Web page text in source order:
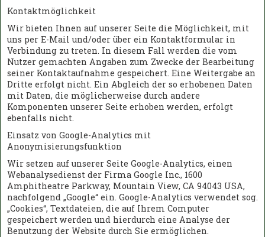
Kontaktmöglichkeit
Wir bieten Ihnen auf unserer Seite die Möglichkeit, mit
uns per E-Mail und/oder über ein Kontaktformular in
Verbindung zu treten. In diesem Fall werden die vom
Nutzer gemachten Angaben zum Zwecke der Bearbeitung
seiner Kontaktaufnahme gespeichert. Eine Weitergabe an
Dritte erfolgt nicht. Ein Abgleich der so erhobenen Daten
mit Daten, die möglicherweise durch andere
Komponenten unserer Seite erhoben werden, erfolgt
ebenfalls nicht.
Einsatz von Google-Analytics mit
Anonymisierungsfunktion
Wir setzen auf unserer Seite Google-Analytics, einen
Webanalysedienst der Firma Google Inc., 1600
Amphitheatre Parkway, Mountain View, CA 94043 USA,
nachfolgend „Google“ ein. Google-Analytics verwendet sog.
„Cookies“, Textdateien, die auf Ihrem Computer
gespeichert werden und hierdurch eine Analyse der
Benutzung der Website durch Sie ermöglichen.